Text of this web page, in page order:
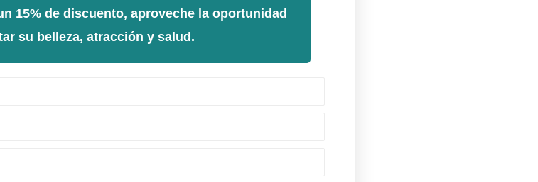
15% de discuento, aproveche la oportunidad
su belleza, atracción y salud.